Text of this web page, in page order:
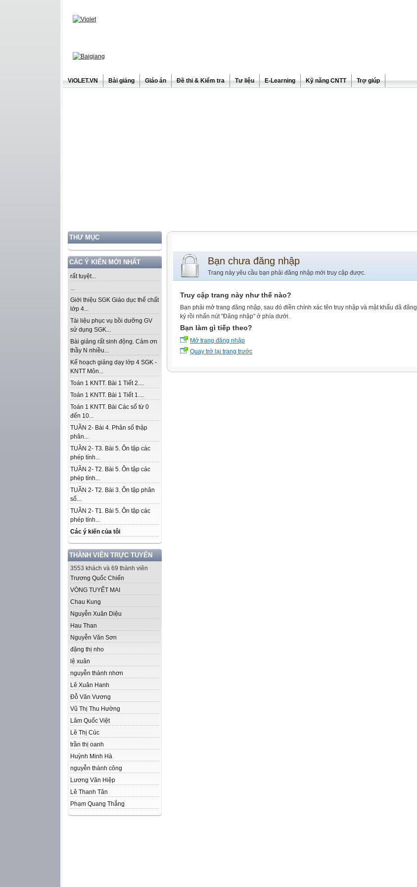
ViOLET.VN Bài giảng Giáo án Đề thi & Kiểm tra Tư liệu E-Learning Kỹ năng CNTT Trợ giúp
THƯ MỤC
CÁC Ý KIẾN MỚI NHẤT
rất tuyệt...
...
Giới thiệu SGK Giáo dục thể chất
lớp 4...
Tài liệu phục vụ bồi dưỡng GV
sử dụng SGK...
Bài giảng rất sinh động. Cảm ơn
thầy N nhiều...
Kế hoạch giảng dạy lớp 4 SGK -
KNTT Môn...
Toán 1 KNTT. Bài 1 Tiết 2....
Toán 1 KNTT. Bài 1 Tiết 1....
Toán 1 KNTT. Bài Các số từ 0
đến 10...
TUẦN 2- Bài 4. Phân số thập
phân...
TUẦN 2- T3. Bài 5. Ôn tập các
phép tính...
TUẦN 2- T2. Bài 5. Ôn tập các
phép tính...
TUẦN 2- T2. Bài 3. Ôn tập phân
số...
TUẦN 2- T1. Bài 5. Ôn tập các
phép tính...
Các ý kiến của tôi
THÀNH VIÊN TRỰC TUYẾN
3553 khách và 69 thành viên
Trương Quốc Chiến
VÒNG TUYẾT MAI
Chau Kung
Nguyễn Xuân Diệu
Hau Than
Nguyễn Văn Sơn
đặng thị nho
lệ xuân
nguyễn thành nhơn
Lê Xuân Hanh
Đỗ Văn Vương
Vũ Thị Thu Hường
Lâm Quốc Việt
Lê Thị Cúc
trần thị oanh
Huỳnh Minh Hà
nguyễn thành công
Lương Văn Hiệp
Lê Thanh Tân
Phạm Quang Thắng
Bạn chưa đăng nhập
Trang này yêu cầu bạn phải đăng nhập mới truy cập được.
Truy cập trang này như thế nào?
Bạn phải mở trang đăng nhập, sau đó điền chính xác tên truy nhập và mật khẩu đã đăng
ký rồi nhấn nút "Đăng nhập" ở phía dưới.
Bạn làm gì tiếp theo?
Mở trang đăng nhập
Quay trở lại trang trước